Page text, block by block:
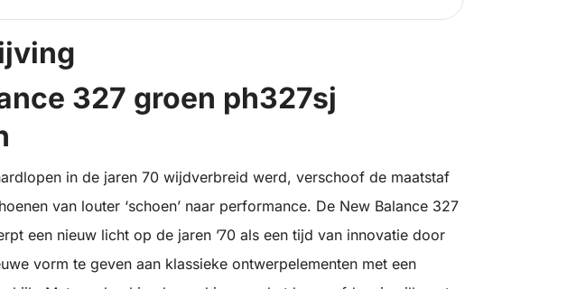
327 groen ph327sj
in de jaren 70 wijdverbreid werd, verschoof de maatstaf
van louter ‘schoen’ naar performance. De New Balance 327
een nieuw licht op de jaren ’70 als een tijd van innovatie door
vorm te geven aan klassieke ontwerpelementen met een